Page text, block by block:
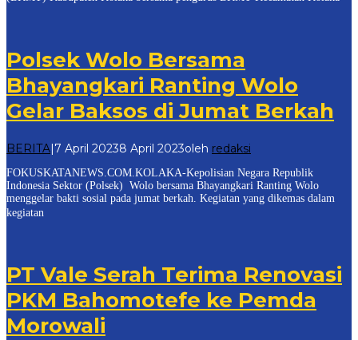
Polsek Wolo Bersama
Bhayangkari Ranting Wolo
Gelar Baksos di Jumat Berkah
BERITA|7 April 20238 April 2023oleh redaksi
FOKUSKATANEWS.COM.KOLAKA-Kepolisian Negara Republik
Indonesia Sektor (Polsek) Wolo bersama Bhayangkari Ranting Wolo
menggelar bakti sosial pada jumat berkah. Kegiatan yang dikemas dalam
kegiatan
PT Vale Serah Terima Renovasi
PKM Bahomotefe ke Pemda
Morowali